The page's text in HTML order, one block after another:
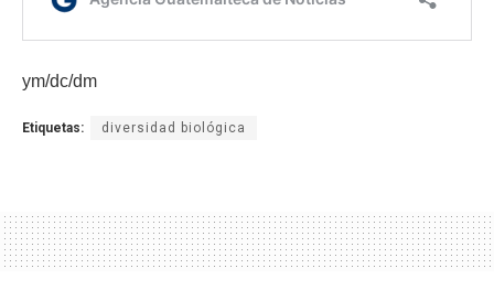
ym/dc/dm
Etiquetas: diversidad biológica